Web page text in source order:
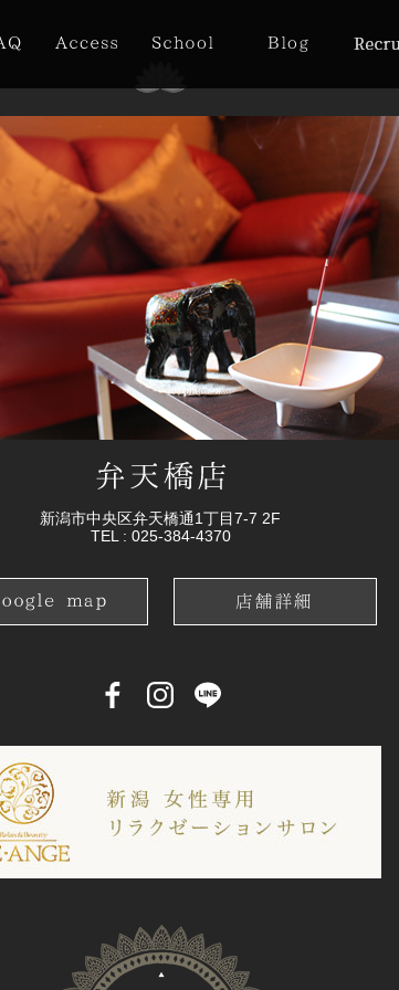
新潟市中央区弁天橋通1丁目7-7 2F
TEL : 025-384-4370